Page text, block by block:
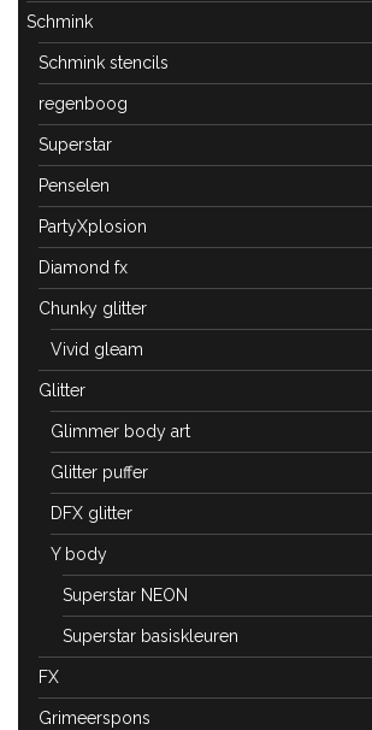
Schmink
Schmink stencils
regenboog
Superstar
Penselen
PartyXplosion
Diamond fx
Chunky glitter
Vivid gleam
Glitter
Glimmer body art
Glitter puffer
DFX glitter
Y body
Superstar NEON
Superstar basiskleuren
FX
Grimeerspons